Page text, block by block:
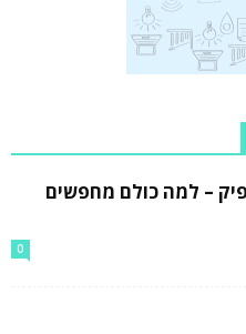
– למה כולם מחפשים
0